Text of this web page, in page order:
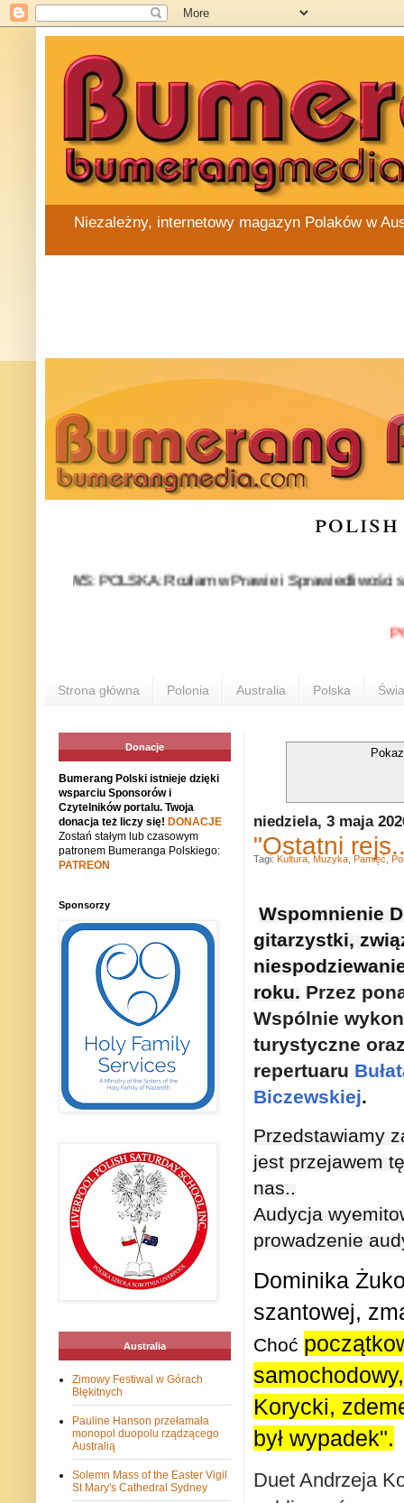
Niezależny, internetowy magazyn Polaków w
NEWS: POLSKA: Rozłam w Prawie i Sprawiedliwości
Strona główna Polonia Australia Polska
niedziela, 3 maja
"Ostatni
Wspomnienie
gitarzystki,
roku. Przez
Wspólnie
turystyczne
repertuaru
Biczewskiej.
Przedstawiamy
jest przejawem
nas..
Audycja
prowadzenie
Dominika
szantowej,
Choć
Korycki,
był wypadek".
Duet Andrzeja
Tagi: Kultura Muzyka Pamięć
Donacje
Bumerang Polski istnieje dzięki
wsparciu Sponsorów i
Czytelników portalu. Twoja
donacja też liczy się! DONACJE
Zostań stałym lub czasowym
patronem Bumeranga Polskiego:
PATREON
Sponsorzy
Australia
Zimowy Festiwal w Górach
Błękitnych
Pauline Hanson przełamała
monopol duopolu rządzącego
Australią
Solemn Mass of the Easter Vigil
St Mary's Cathedral Sydney